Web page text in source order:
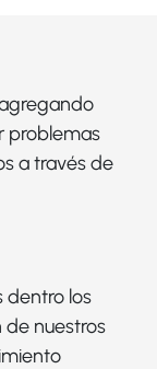
problemas
a través de
dentro los
de nuestros